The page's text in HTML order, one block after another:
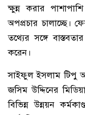
ক্ষুন্ন করার
অপপ্রচার চালাচ্ছে।
তথ্যের সঙ্গে
করেন।
সাইফুল ইসলাম টিপু
জসিম উদ্দিনের
বিভিন্ন উন্নয়ন